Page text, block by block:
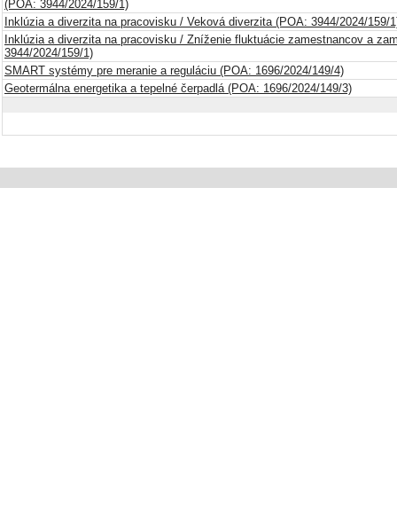
(POA: 3944/2024/159/1)
Inklúzia a diverzita na pracovisku / Veková diverzita (POA: 3944/2024/159/
Inklúzia a diverzita na pracovisku / Zníženie fluktuácie zamestnancov a
3944/2024/159/1)
SMART systémy pre meranie a reguláciu (POA: 1696/2024/149/4)
Geotermálna energetika a tepelné čerpadlá (POA: 1696/2024/149/3)